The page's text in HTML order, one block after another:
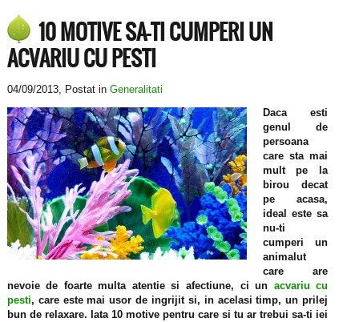
10 MOTIVE SA-TI CUMPERI UN
ACVARIU CU PESTI
04/09/2013, Postat in Generalitati
Daca esti
genul de
persoana
care sta mai
mult pe la
birou decat
pe acasa,
ideal este sa
nu-ti
cumperi un
animalut
care are
nevoie de foarte multa atentie si afectiune, ci un acvariu cu
pesti, care este mai usor de ingrijit si, in acelasi timp, un prilej
bun de relaxare. Iata 10 motive pentru care si tu ar trebui sa-ti iei